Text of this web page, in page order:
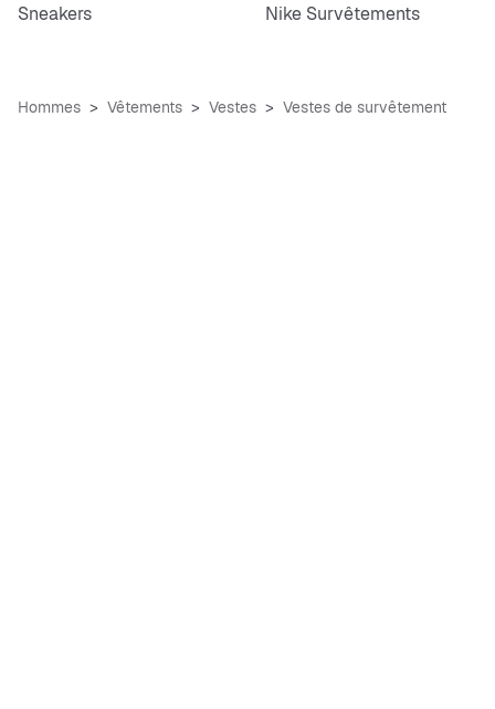
Sneakers
Nike Survêtements
Hommes Vêtements Vestes Vestes de survêtement